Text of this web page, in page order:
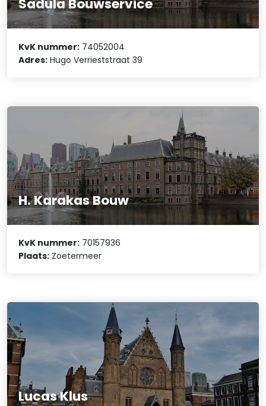
Sadula Bouwservice
KvK nummer: 74052004
Adres: Hugo Verrieststraat 39
H. Karakas Bouw
KvK nummer: 70157936
Plaats: Zoetermeer
Lucas Klus